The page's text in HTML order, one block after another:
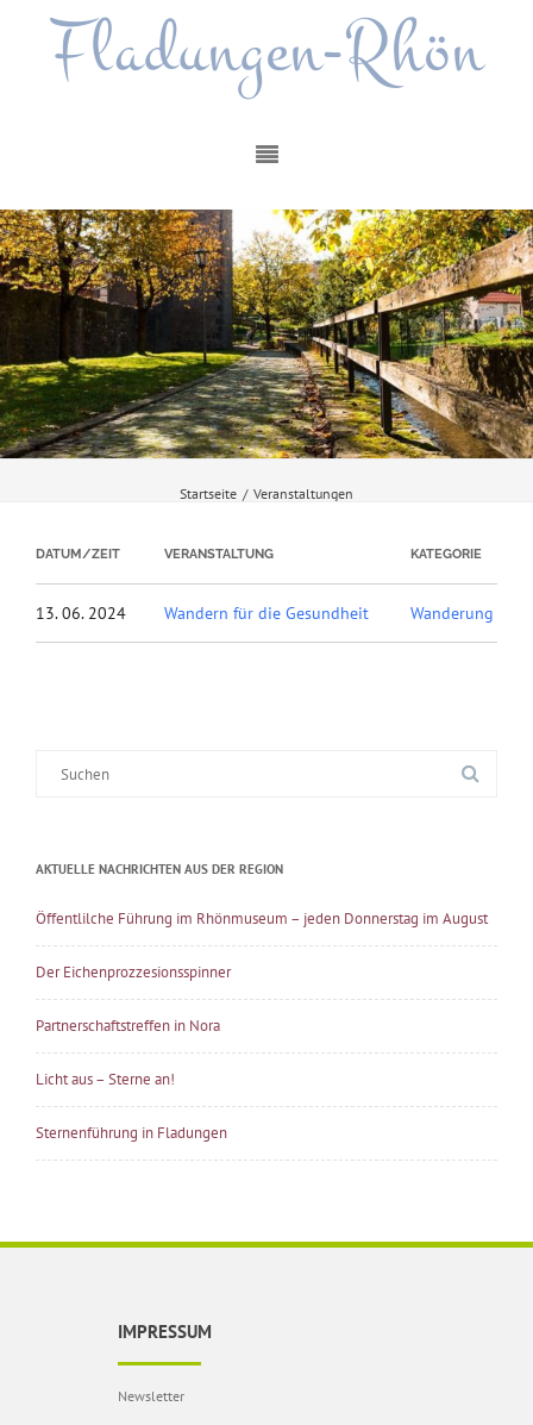
Fladungen-Rhön
Startseite / Veranstaltungen
DATUM/ZEIT VERANSTALTUNG KATEGORIE
13. 06. 2024 Wandern für die Gesundheit Wanderung
AKTUELLE NACHRICHTEN AUS DER REGION
Öffentlilche Führung im Rhönmuseum – jeden Donnerstag im August
Der Eichenprozzesionsspinner
Partnerschaftstreffen in Nora
Licht aus – Sterne an!
Sternenführung in Fladungen
IMPRESSUM
Newsletter